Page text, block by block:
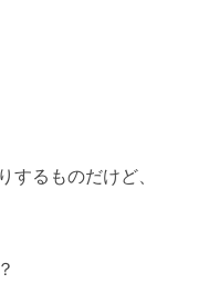
するものだけど、